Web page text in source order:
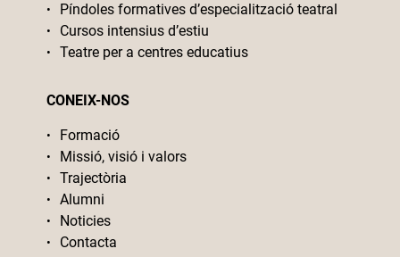
Píndoles formatives d’especialització teatral
Cursos intensius d’estiu
Teatre per a centres educatius
CONEIX-NOS
Formació
Missió, visió i valors
Trajectòria
Alumni
Noticies
Contacta